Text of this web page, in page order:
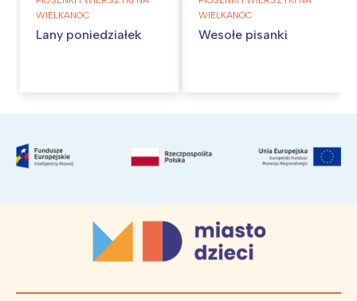
WIELKANOC
Lany poniedziałek
WIELKANOC
Wesołe pisanki